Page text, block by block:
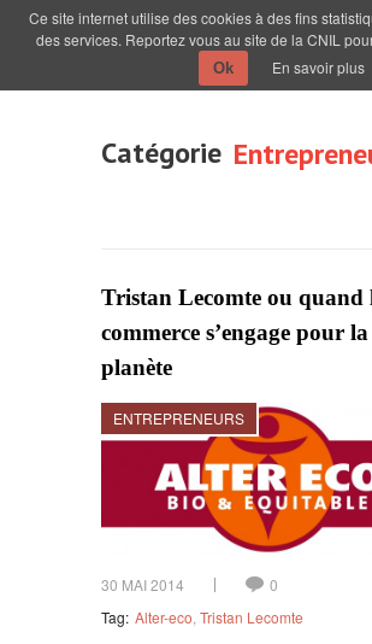
Catégorie
Tristan Lecomte ou quand
commerce s’engage pour la
planète
ENTREPRENEURS
30 MAI 2014
0
Tag: Alter-eco Tristan Lecomte
Ce site internet utilise des cookies à des fins
des services. Reportez vous au site de la CNIL
Ok En savoir plus